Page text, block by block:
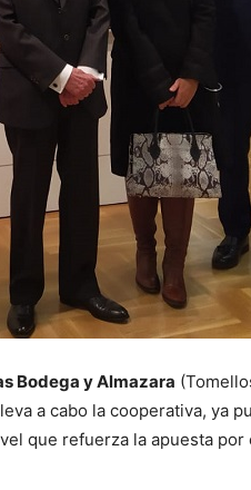
Bodega y Almazara
a cabo la cooperativa, ya
que refuerza la apuesta